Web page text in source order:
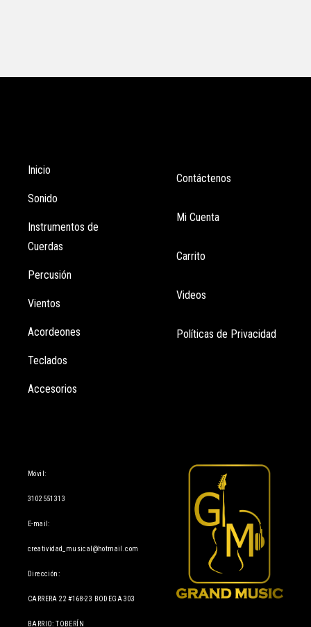
Inicio
Sonido
Instrumentos de
Cuerdas
Percusión
Vientos
Acordeones
Teclados
Accesorios
Contáctenos
Mi Cuenta
Carrito
Videos
Políticas de Privacidad
Móvil:
3102551313
E-mail:
creatividad_musical@hotmail.com
Dirección:
CARRERA 22 #168-23 BODEGA 303
BARRIO: TOBERÍN